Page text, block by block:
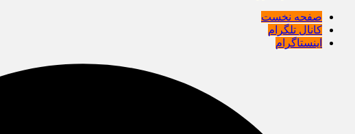
صفحه نخست
کانال تلگرام
اینستاگرام